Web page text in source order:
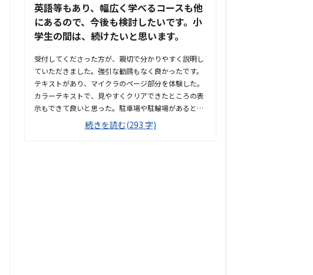
英語等もあり、幅広く学べるコースも他
にあるので、今後も検討したいです。小
学生の間は、続けたいと思います。
受付してくださった方が、親切で分かりやすく説明し
ていただきました。強引な勧誘もなく良かったです。
テキストがあり、マイクラのページ部分を体験した。
カラーテキストで、見やすくクリアできたところの表
示もできて良いと思った。駐車場や駐輪場があるとも
っと良かった。徒歩で通うことになりそうです。駅か
らは近くて良いです。雰囲気も良く、清潔感もあっ
続きを読む(293 字)